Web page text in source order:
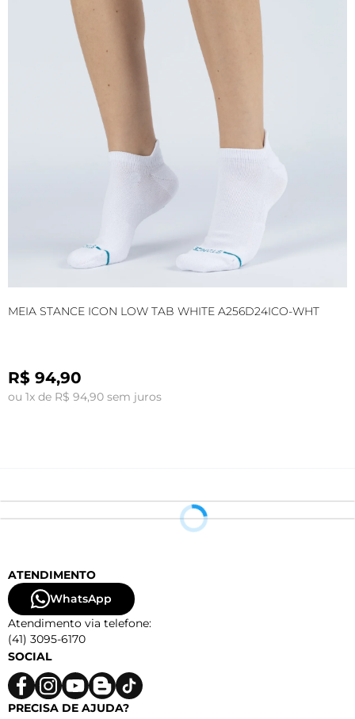
MEIA STANCE ICON LOW TAB WHITE A256D24ICO-WHT
R$ 94,90
ou 1x de R$ 94,90 sem juros
ATENDIMENTO
WhatsApp
Atendimento via telefone:
(41) 3095-6170
SOCIAL
PRECISA DE AJUDA?